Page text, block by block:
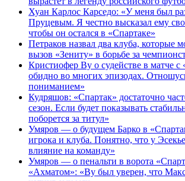
Хуан Карлос Карседо: «У меня был
Пруцевым. Я честно высказал ему
чтобы он остался в «Спартаке»
Петраков назвал два клуба, которые
вызов «Зениту» в борьбе за
Кристиофер Ву о судействе в матче
обидно во многих эпизодах.
пониманием»
Кудряшов: «Спартак» достаточно
сезон. Если будет показывать
поборется за титул»
Умяров — о будущем Барко в
игрока и клуба. Понятно, что у
влияние на команду»
Умяров — о пенальти в ворота
«Ахматом»: «Ву был уверен, что